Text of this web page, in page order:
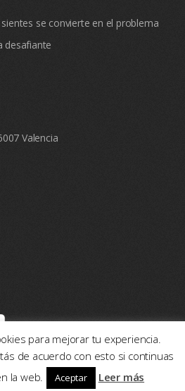
se convierte en el problema
desafiante
Valencia
| Consulta de psicología en Valencia
para mejorar tu experiencia.
de acuerdo con esto si continuas
la web.
Aceptar Leer más